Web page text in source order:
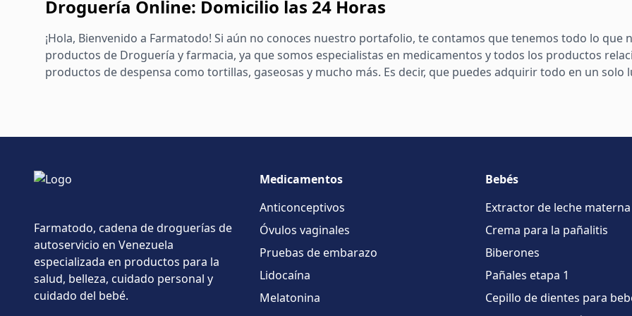
Droguería Online: Domicilio las 24 Horas
¡Hola, Bienvenido a Farmatodo! Si aún no conoces nuestro portafolio, te contamos que tenemos todo lo que
productos de Droguería y farmacia, ya que somos especialistas en medicamentos y todos los productos
productos de despensa como tortillas, gaseosas y mucho más. Es decir, que puedes adquirir todo en un solo
Farmatodo, cadena de droguerías de
autoservicio en Venezuela
especializada en productos para la
salud, belleza, cuidado personal y
cuidado del bebé.
Medicamentos
Anticonceptivos
Óvulos vaginales
Pruebas de embarazo
Lidocaína
Melatonina
Bebés
Extractor de leche materna
Crema para la pañalitis
Biberones
Pañales etapa 1
Cepillo de dientes para